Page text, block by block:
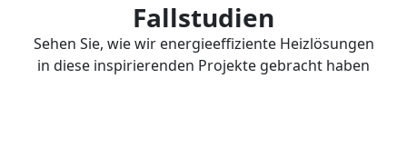
Fallstudien
Sehen Sie, wie wir energieeffiziente Heizlösungen
in diese inspirierenden Projekte gebracht haben